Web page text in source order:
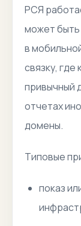
РСЯ
может быть
в
связку, где
привычный
отчетах
домены.
Типовые
показ